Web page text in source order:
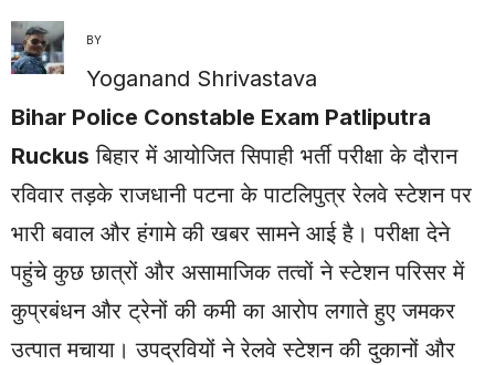
BY
Yoganand Shrivastava
Bihar Police Constable Exam Patliputra
Ruckus बिहार में आयोजित सिपाही भर्ती परीक्षा के दौरान
रविवार तड़के राजधानी पटना के पाटलिपुत्र रेलवे स्टेशन पर
भारी बवाल और हंगामे की खबर सामने आई है। परीक्षा देने
पहुंचे कुछ छात्रों और असामाजिक तत्वों ने स्टेशन परिसर में
कुप्रबंधन और ट्रेनों की कमी का आरोप लगाते हुए जमकर
उत्पात मचाया। उपद्रवियों ने रेलवे स्टेशन की दुकानों और